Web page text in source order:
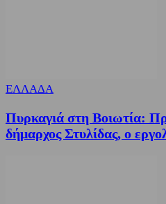
ΕΛΛΑΔΑ
Πυρκαγιά στη Βοιωτία:
δήμαρχος Στυλίδας, ο